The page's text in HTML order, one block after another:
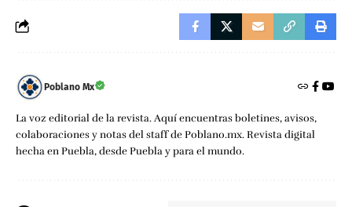
Poblano Mx
La voz editorial de la revista. Aquí encuentras boletines, avisos,
colaboraciones y notas del staff de Poblano.mx. Revista digital
hecha en Puebla, desde Puebla y para el mundo.